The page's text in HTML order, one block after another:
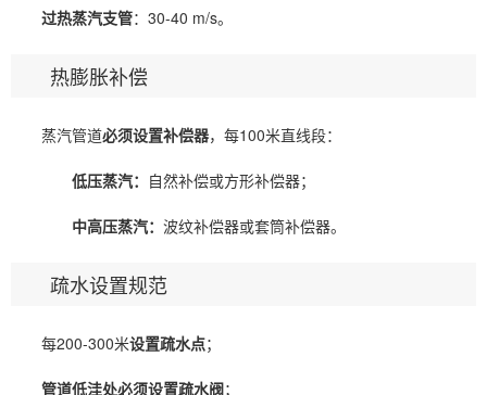
过热蒸汽支管：30-40 m/s。
热膨胀补偿
蒸汽管道必须设置补偿器，每100米直线段：
低压蒸汽： 自然补偿或方形补偿器；
中高压蒸汽： 波纹补偿器或套筒补偿器。
疏水设置规范
每200-300米设置疏水点；
管道低洼处必须设置疏水阀；